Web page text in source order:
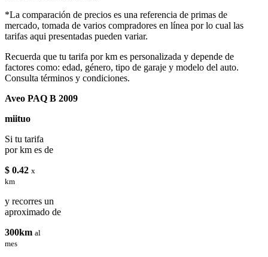
*La comparación de precios es una referencia de primas de
mercado, tomada de varios compradores en línea por lo cual las
tarifas aqui presentadas pueden variar.
Recuerda que tu tarifa por km es personalizada y depende de
factores como: edad, género, tipo de garaje y modelo del auto.
Consulta términos y condiciones.
Aveo PAQ B 2009
miituo
Si tu tarifa
por km es de
$ 0.42 x
km
y recorres un
aproximado de
300km al
mes